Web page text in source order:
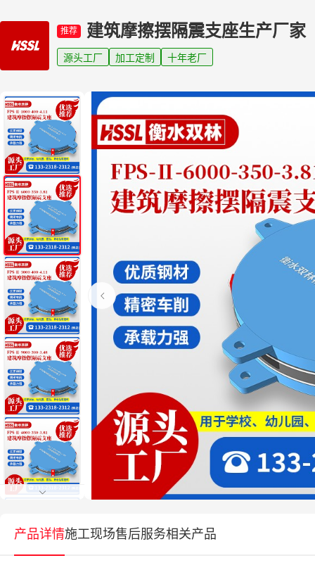
推荐 建筑摩擦摆隔震支座生产厂家
源头工厂 加工定制 十年老厂
产品详情施工现场售后服务相关产品